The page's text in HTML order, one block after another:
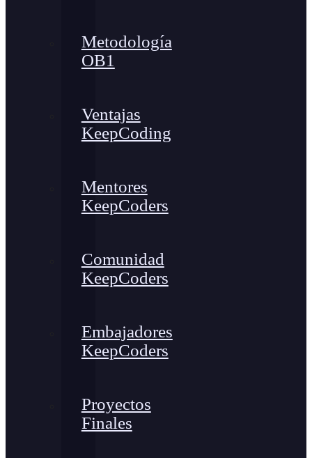
Metodología
OB1
Ventajas
KeepCoding
Mentores
KeepCoders
Comunidad
KeepCoders
Embajadores
KeepCoders
Proyectos
Finales